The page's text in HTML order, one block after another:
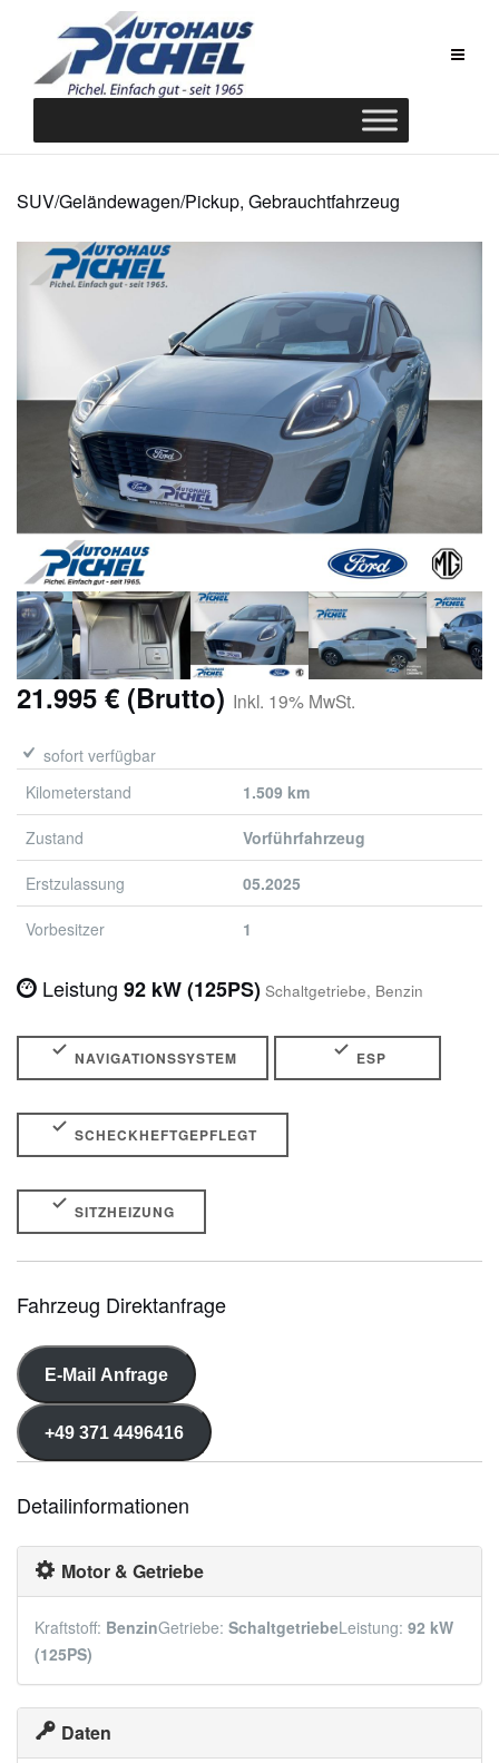
springen
SUV/Geländewagen/Pickup, Gebrauchtfahrzeug
21.995 € (Brutto) Inkl. 19% MwSt.
sofort verfügbar
Kilometerstand
1.509 km
Zustand Vorführfahrzeug
Erstzulassung 05.2025
Vorbesitzer 1
Leistung 92 kW (125PS) Schaltgetriebe, Benzin
NAVIGATIONSSYSTEM ESP
SCHECKHEFTGEPFLEGT
SITZHEIZUNG
Fahrzeug Direktanfrage
E-Mail Anfrage
+49 371 4496416
Detailinformationen
Motor & Getriebe
Kraftstoff: BenzinGetriebe: SchaltgetriebeLeistung: 92 kW
(125PS)
Daten